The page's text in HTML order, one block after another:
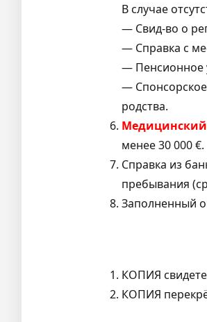
В случае
— Свид-во о
— Справка с
— Пенсионное
—
родства.
Медицинский
менее 30 000 €.
Справка из
пребывания
Заполненный
КОПИЯ
КОПИЯ